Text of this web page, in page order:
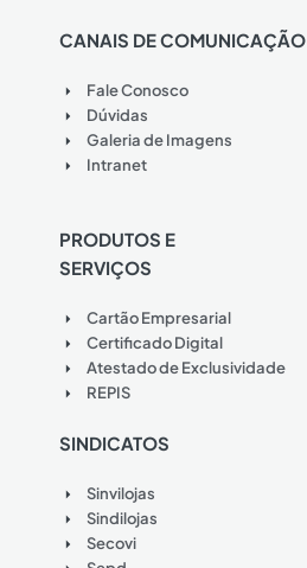
CANAIS DE COMUNICAÇÃO
Fale Conosco
Dúvidas
Galeria de Imagens
Intranet
PRODUTOS E
SERVIÇOS
Cartão Empresarial
Certificado Digital
Atestado de Exclusividade
REPIS
SINDICATOS
Sinvilojas
Sindilojas
Secovi